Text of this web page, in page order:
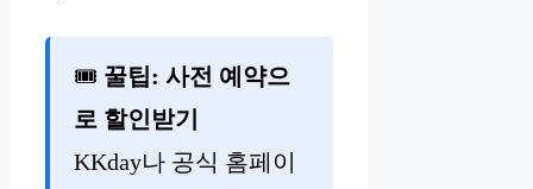
🎟️ 꿀팁: 사전 예약으
로 할인받기
KKday나 공식 홈페이